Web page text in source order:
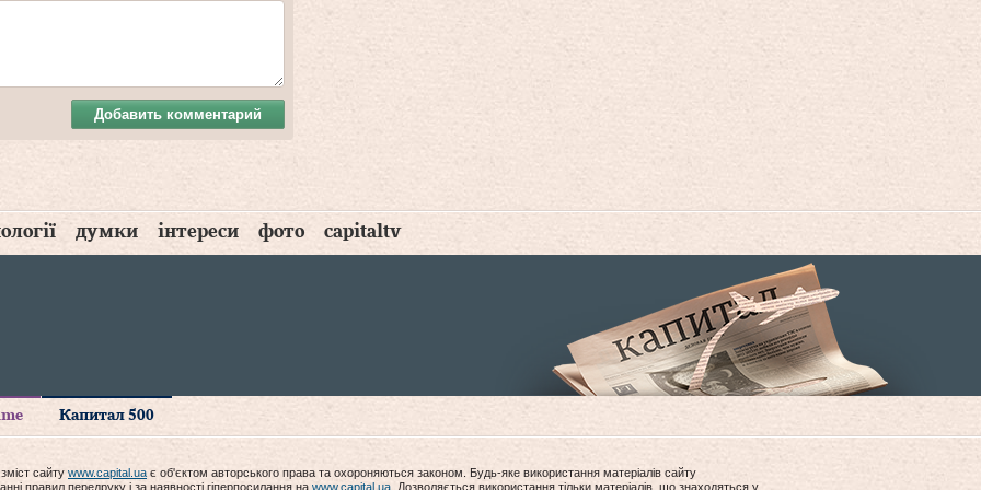
Добавить комментарий
думки інтереси фото capitaltv
Капитал 500
сайту www.capital.ua є об'єктом авторського права та охороняються законом. Будь-яке використання матеріалів сайту
правил передруку і за наявності гіперпосилання на www.capital.ua . Дозволяється використання тільки матеріалів, що знаходяться у